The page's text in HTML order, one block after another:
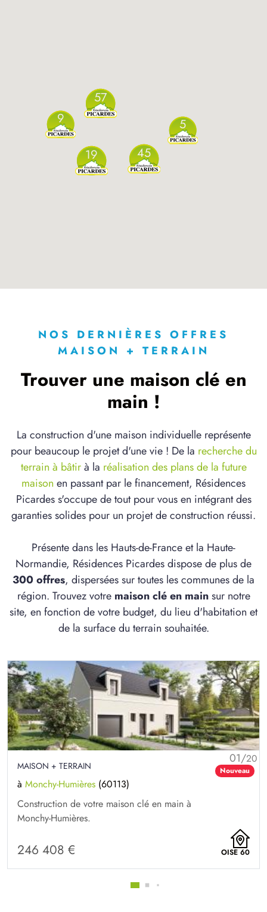
45
19
9
57
5
NOS DERNIÈRES OFFRES
MAISON + TERRAIN
Trouver une maison clé en
main !
La construction d'une maison individuelle représente
pour beaucoup le projet d'une vie ! De la recherche du
terrain à bâtirà la réalisation des plans de la future
maison en passant par le financement, Résidences
Picardes s'occupe de tout pour vous en intégrant des
garanties solides pour un projet de construction réussi.
Présente dans les Hauts-de-France et la Haute-
Normandie, Résidences Picardes dispose de plus de
300 offres, dispersées sur toutes les communes de la
région. Trouvez votre maison clé en mainsur notre
site, en fonction de votre budget, du lieu d'habitation et
de la surface du terrain souhaitée.
01/20
Nouveau
MAISON + TERRAIN
à Monchy-Humières (60113)
Construction de votre maison clé en main à
Monchy-Humières.
246 408 € OISE 60